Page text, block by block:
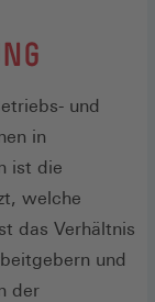
und
in
ist die
welche
das Verhältnis
und
der